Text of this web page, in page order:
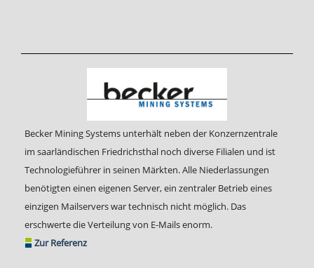
Becker Mining Systems unterhält neben der Konzernzentrale
im saarländischen Friedrichsthal noch diverse Filialen und ist
Technologieführer in seinen Märkten. Alle Niederlassungen
benötigten einen eigenen Server, ein zentraler Betrieb eines
einzigen Mailservers war technisch nicht möglich. Das
erschwerte die Verteilung von E-Mails enorm.
Zur Referenz